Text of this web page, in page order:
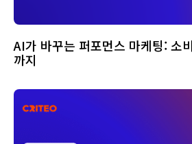
AI가 바꾸는 퍼포먼스 마케팅: 소
까지